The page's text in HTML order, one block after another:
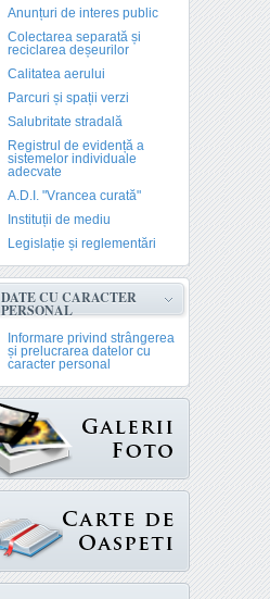
Anunțuri de interes public
Colectarea separată și
reciclarea deșeurilor
Calitatea aerului
Parcuri și spații verzi
Salubritate stradală
Registrul de evidență a
sistemelor individuale
adecvate
A.D.I. "Vrancea curată"
Instituții de mediu
Legislație și reglementări
DATE CU CARACTER
PERSONAL
Informare privind strângerea
și prelucrarea datelor cu
caracter personal